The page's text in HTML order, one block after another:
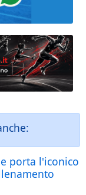
porta l'iconico